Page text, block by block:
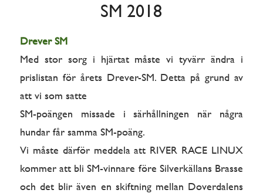
SM 2018
Drever SM
Med stor sorg i hjärtat måste vi tyvärr ändra i
prislistan för årets Drever-SM. Detta på grund av
att vi som satte
SM-poängen missade i särhållningen när några
hundar får samma SM-poäng.
Vi måste därför meddela att RIVER RACE LINUX
kommer att bli SM-vinnare före Silverkällans Brasse
och det blir även en skiftning mellan Doverdalens